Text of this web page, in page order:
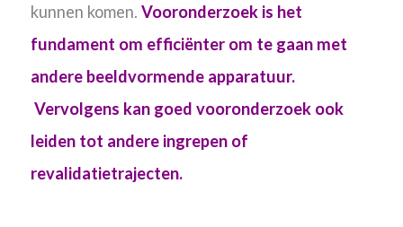
kunnen komen. Vooronderzoek is het
fundament om efficiënter om te gaan met
andere beeldvormende apparatuur.
Vervolgens kan goed vooronderzoek ook
leiden tot andere ingrepen of
revalidatietrajecten.